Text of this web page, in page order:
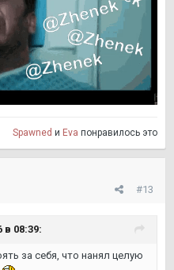
Spawned и Eva понравилось это
#13
в 08:39:
за себя, что нанял целую